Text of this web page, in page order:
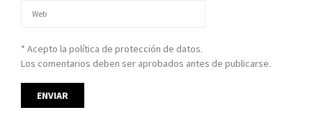
* Acepto la política de protección de datos.
Los comentarios deben ser aprobados antes de publicarse.